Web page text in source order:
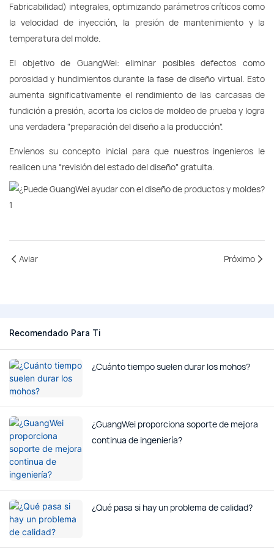
Fabricabilidad) integrales, optimizando parámetros críticos como
la velocidad de inyección, la presión de mantenimiento y la
temperatura del molde.
El objetivo de GuangWei: eliminar posibles defectos como
porosidad y hundimientos durante la fase de diseño virtual. Esto
aumenta significativamente el rendimiento de las carcasas de
fundición a presión, acorta los ciclos de moldeo de prueba y logra
una verdadera "preparación del diseño a la producción".
Envíenos su concepto inicial para que nuestros ingenieros le
realicen una “revisión del estado del diseño” gratuita.
Aviar Próximo
Recomendado Para Ti
¿Cuánto tiempo suelen durar los mohos?
¿GuangWei proporciona soporte de mejora
continua de ingeniería?
¿Qué pasa si hay un problema de calidad?